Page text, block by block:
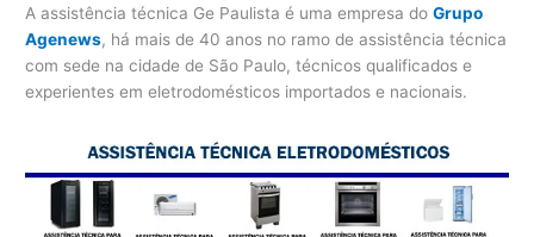
A assistência técnica Ge Paulista é uma empresa doGrupo
Agenews, há mais de 40 anos no ramo de assistência técnica
com sede na cidade de São Paulo, técnicos qualificados e
experientes em eletrodomésticos importados e nacionais.